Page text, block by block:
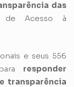
das
Acesso à
e seus 556
responder
transparência